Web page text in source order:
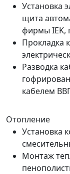
Установка
щита
фирмы IEK,
Прокладка
Разводка
кабелем
Отопление
Установка
Монтаж